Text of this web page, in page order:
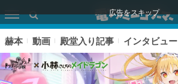
広告をスキップ
赫本 動画 殿堂入り記事 インタビュー